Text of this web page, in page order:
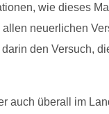
wie dieses
neuerlichen
den Versuch,
auch überall im